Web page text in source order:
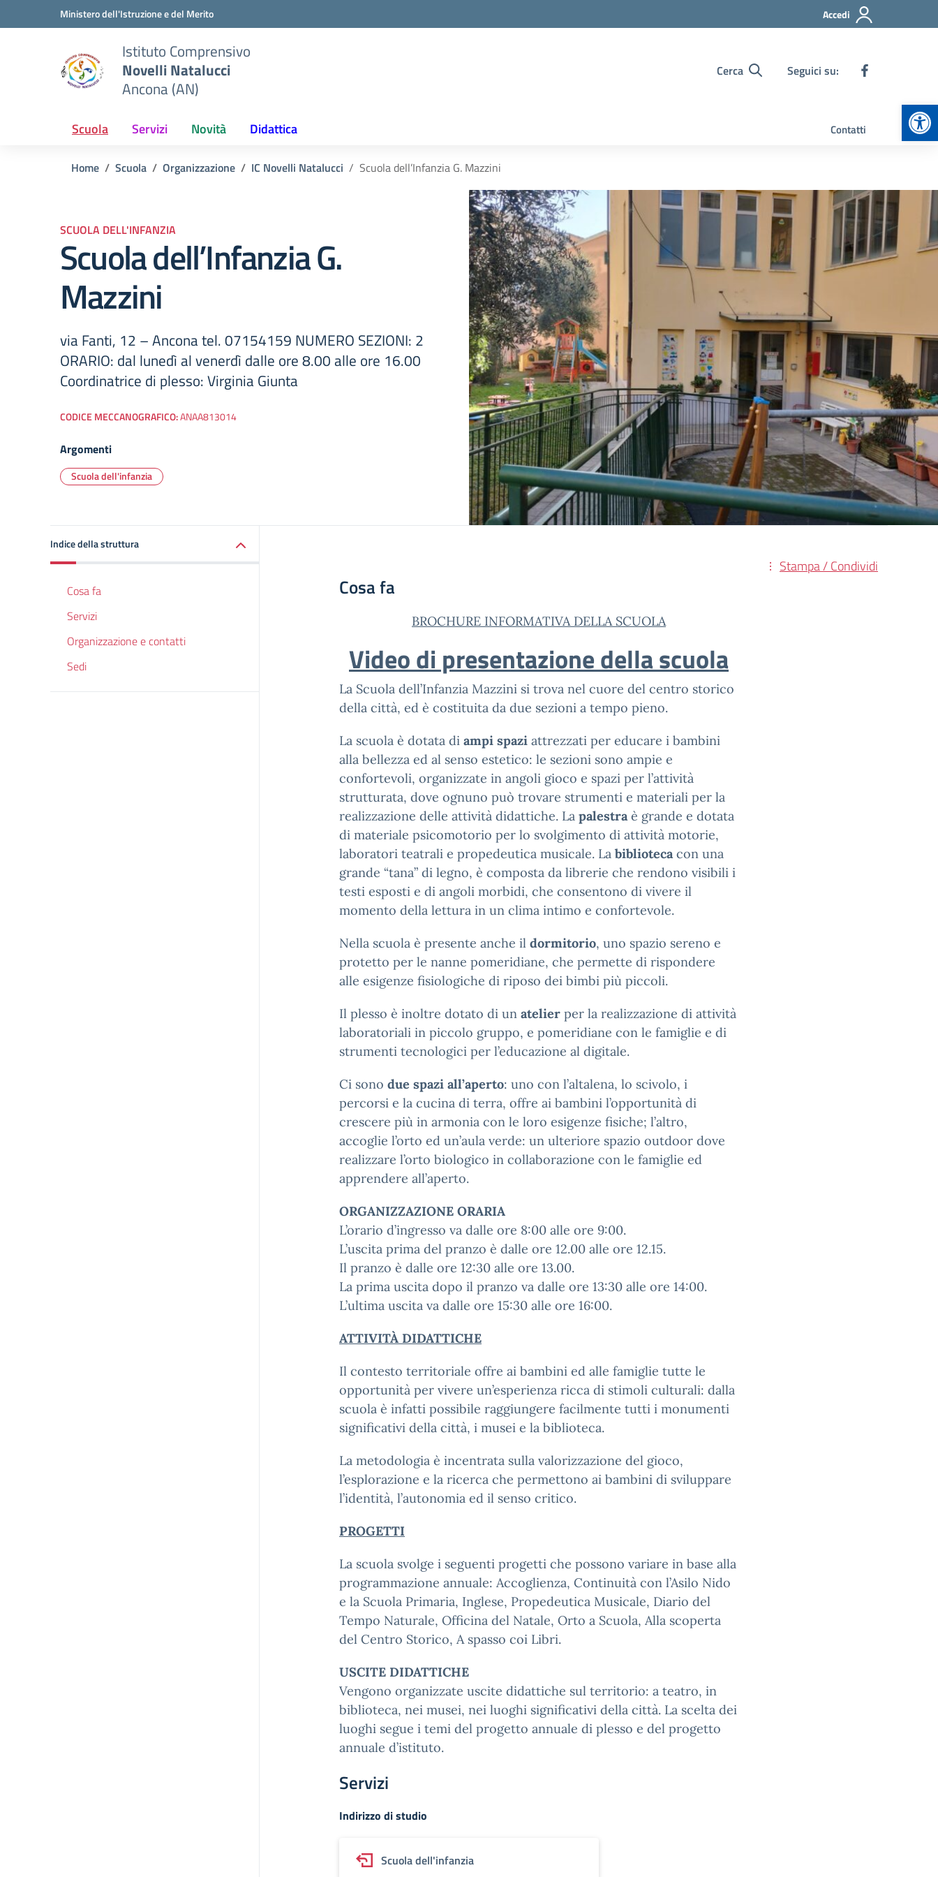
Vai ai contenuti
Vai al menu di navigazioneMinistero dell'Istruzione e del Merito Accedi
Istituto Comprensivo
Novelli Natalucci
Ancona (AN)
Cerca Seguici su:
Scuola Servizi Novità Didattica Contatti
Home Scuola Organizzazione IC Novelli Natalucci Scuola dell’Infanzia G. Mazzini
SCUOLA DELL'INFANZIA
Scuola dell’Infanzia G.
Mazzini
via Fanti, 12 – Ancona tel. 07154159 NUMERO SEZIONI: 2
ORARIO: dal lunedì al venerdì dalle ore 8.00 alle ore 16.00
Coordinatrice di plesso: Virginia Giunta
CODICE MECCANOGRAFICO:ANAA813014
Argomenti
Scuola dell'infanzia
Indice della struttura
Cosa fa
Servizi
Organizzazione e contatti
Sedi
Stampa / Condividi
Cosa fa
BROCHURE INFORMATIVA DELLA SCUOLA
Video di presentazione della scuola
La Scuola dell’Infanzia Mazzini si trova nel cuore del centro storico
della città, ed è costituita da due sezioni a tempo pieno.
La scuola è dotata di ampi spazi attrezzati per educare i bambini
alla bellezza ed al senso estetico: le sezioni sono ampie e
confortevoli, organizzate in angoli gioco e spazi per l’attività
strutturata, dove ognuno può trovare strumenti e materiali per la
realizzazione delle attività didattiche. La palestraè grande e dotata
di materiale psicomotorio per lo svolgimento di attività motorie,
laboratori teatrali e propedeutica musicale. La bibliotecacon una
grande “tana” di legno, è composta da librerie che rendono visibili i
testi esposti e di angoli morbidi, che consentono di vivere il
momento della lettura in un clima intimo e confortevole.
Nella scuola è presente anche il dormitorio, uno spazio sereno e
protetto per le nanne pomeridiane, che permette di rispondere
alle esigenze fisiologiche di riposo dei bimbi più piccoli.
Il plesso è inoltre dotato di un atelier per la realizzazione di attività
laboratoriali in piccolo gruppo, e pomeridiane con le famiglie e di
strumenti tecnologici per l’educazione al digitale.
Ci sono due spazi all’aperto: uno con l’altalena, lo scivolo, i
percorsi e la cucina di terra, offre ai bambini l’opportunità di
crescere più in armonia con le loro esigenze fisiche; l’altro,
accoglie l’orto ed un’aula verde: un ulteriore spazio outdoor dove
realizzare l’orto biologico in collaborazione con le famiglie ed
apprendere all’aperto.
ORGANIZZAZIONE ORARIA
L’orario d’ingresso va dalle ore 8:00 alle ore 9:00.
L’uscita prima del pranzo è dalle ore 12.00 alle ore 12.15.
Il pranzo è dalle ore 12:30 alle ore 13.00.
La prima uscita dopo il pranzo va dalle ore 13:30 alle ore 14:00.
L’ultima uscita va dalle ore 15:30 alle ore 16:00.
ATTIVITÀ DIDATTICHE
Il contesto territoriale offre ai bambini ed alle famiglie tutte le
opportunità per vivere un’esperienza ricca di stimoli culturali: dalla
scuola è infatti possibile raggiungere facilmente tutti i monumenti
significativi della città, i musei e la biblioteca.
La metodologia è incentrata sulla valorizzazione del gioco,
l’esplorazione e la ricerca che permettono ai bambini di sviluppare
l’identità, l’autonomia ed il senso critico.
PROGETTI
La scuola svolge i seguenti progetti che possono variare in base alla
programmazione annuale: Accoglienza, Continuità con l’Asilo Nido
e la Scuola Primaria, Inglese, Propedeutica Musicale, Diario del
Tempo Naturale, Officina del Natale, Orto a Scuola, Alla scoperta
del Centro Storico, A spasso coi Libri.
USCITE DIDATTICHE
Vengono organizzate uscite didattiche sul territorio: a teatro, in
biblioteca, nei musei, nei luoghi significativi della città. La scelta dei
luoghi segue i temi del progetto annuale di plesso e del progetto
annuale d’istituto.
Servizi
Indirizzo di studio
Scuola dell'infanzia